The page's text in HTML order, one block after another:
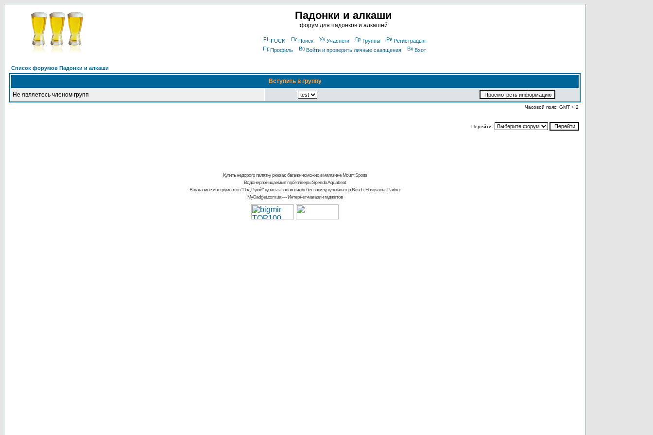
Падонки и алкаши
форум для падонков и алкашей
FUCK Поиск Учаснеги Группы
Регистрацыя
Профиль
Войти и проверить личные саапщения Вхот
Список форумов Падонки и алкаши
Вступить в группу
Не являетесь членом групп
Часовой пояс: GMT + 2
Перейти:
Купить недорого палатку, рюкзак, багажникможно в магазине Mount Sports
Водонерпоницаемые mp3-плееры Speedo Aquabeat
В магазине инструментов "Под Рукой"купить газонокосилку, бензопилу, культиваторBosch, Husqvarna, Partner
MyGadget.com.ua— Интернет-магазин гаджетов